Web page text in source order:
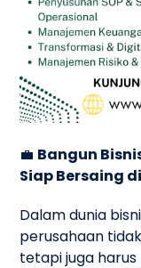
💼 Bangun
Siap Bersaing
Dalam dunia
perusahaan
tetapi juga